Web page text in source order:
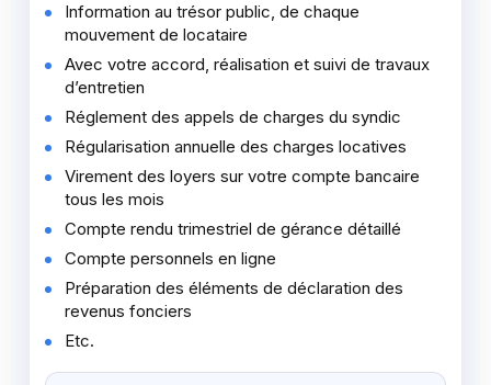
Information au trésor public, de chaque
mouvement de locataire
Avec votre accord, réalisation et suivi de travaux
d’entretien
Réglement des appels de charges du syndic
Régularisation annuelle des charges locatives
Virement des loyers sur votre compte bancaire
tous les mois
Compte rendu trimestriel de gérance détaillé
Compte personnels en ligne
Préparation des éléments de déclaration des
revenus fonciers
Etc.